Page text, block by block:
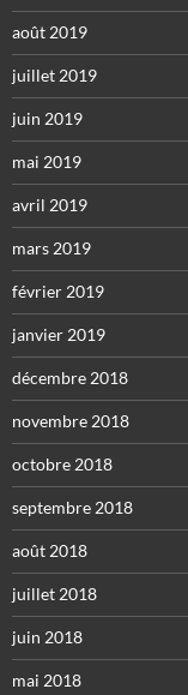
août 2019
juillet 2019
juin 2019
mai 2019
avril 2019
mars 2019
février 2019
janvier 2019
décembre 2018
novembre 2018
octobre 2018
septembre 2018
août 2018
juillet 2018
juin 2018
mai 2018